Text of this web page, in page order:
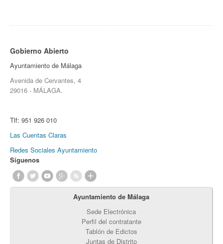
Gobierno Abierto
Ayuntamiento de Málaga
Avenida de Cervantes, 4
29016 - MÁLAGA.
Tlf: 951 926 010
Las Cuentas Claras
Redes Sociales Ayuntamiento
Síguenos
Ayuntamiento de Málaga
Sede Electrónica
Perfil del contratante
Tablón de Edictos
Juntas de Distrito